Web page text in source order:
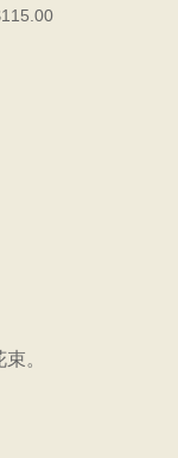
115.00
。